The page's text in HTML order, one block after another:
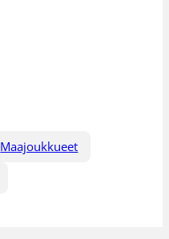
Maajoukkueet